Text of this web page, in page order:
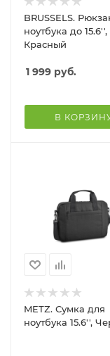
BRUSSELS.
ноутбука до 15.6'',
Красный
1 999 руб.
В
METZ. Сумка для
ноутбука 15.6'',